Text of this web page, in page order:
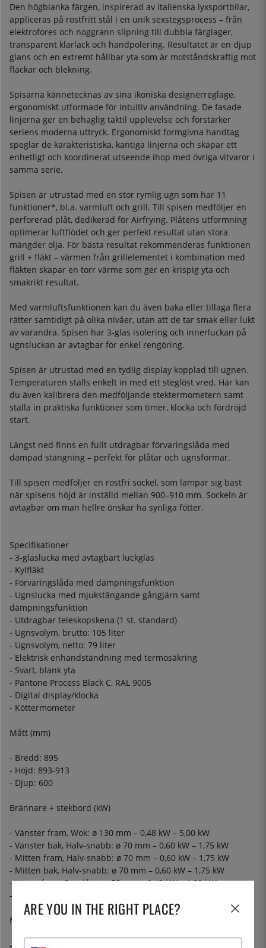
Den högblanka färgen, inspirerad av italienska lyxsportbilar,
appliceras på rostfritt stål i en unik sexstegsprocess – från
elektrofores och noggrann slipning till dubbla färglager,
transparent klarlack och handpolering. Resultatet är en djup
glans och en extremt hållbar yta som är motståndskraftig mot
fläckar och blekning.
Spisarna kännetecknas av sina ikoniska designerreglage,
ergonomiskt utformade för intuitiv användning. De fasade
linjerna ger en behaglig taktil upplevelse och förstärker
seriens moderna uttryck. Ergonomiskt formgivna handtag
speglar de karakteristiska, kantiga linjerna och skapar ett
enhetligt och koordinerat utseende ihop med övriga vitvaror i
samma serie.
Spisen är utrustad med en stor rymlig ugn som har 11
funktioner*, bl.a. varmluft och grill. Till spisen medföljer en
perforerad plåt, dedikerad för Airfrying. Plåtens utformning
optimerar luftflödet och ger perfekt resultat utan stora
mängder olja. För bästa resultat rekommenderas funktionen
grill + fläkt – värmen från grillelementet i kombination med
fläkten skapar en torr värme som ger en krispig yta och
smakrikt resultat.
Med varmluftsfunktionen kan du även baka eller tillaga flera
rätter samtidigt på olika nivåer, utan att de tar smak eller lukt
av varandra. Spisen har 3-glas isolering och innerluckan på
ugnsluckan är avtagbar för enkel rengöring.
Spisen är utrustad med en tydlig display kopplad till ugnen.
Temperaturen ställs enkelt in med ett steglöst vred. Här kan
du även kalibrera den medföljande stektermometern samt
ställa in praktiska funktioner som timer, klocka och fördröjd
start.
Längst ned finns en fullt utdragbar förvaringslåda med
dämpad stängning – perfekt för plåtar och ugnsformar.
Till spisen medföljer en rostfri sockel, som lämpar sig bäst
när spisens höjd är inställd mellan 900–910 mm. Sockeln är
avtagbar om man hellre önskar ha synliga fötter.
Specifikationer
- 3-glaslucka med avtagbart luckglas
- Kylfläkt
- Förvaringslåda med dämpningsfunktion
- Ugnslucka med mjukstängande gångjärn samt
dämpningsfunktion
- Utdragbar teleskopskena (1 st. standard)
- Ugnsvolym, brutto: 105 liter
- Ugnsvolym, netto: 79 liter
- Elektrisk enhandständning med termosäkring
- Svart, blank yta
- Pantone Process Black C, RAL 9005
- Digital display/klocka
- Köttermometer
Mått (mm)
- Bredd: 895
- Höjd: 893-913
- Djup: 600
Brännare + stekbord (kW)
- Vänster fram, Wok: ø 130 mm – 0,48 kW – 5,00 kW
- Vänster bak, Halv-snabb: ø 70 mm – 0,60 kW – 1,75 kW
- Mitten fram, Halv-snabb: ø 70 mm – 0,60 kW – 1,75 kW
- Mitten bak, Halv-snabb: ø 70 mm – 0,60 kW – 1,75 kW
- Höger fram, Sparlåga: ø 50 mm – 0,48 kW – 1,00 kW
- Höger bak, Snabb: ø 95 mm – 1,05 kW – 3,00 kW
Medföljande tillbehör
- 2 st galler
ARE YOU IN THE RIGHT PLACE?